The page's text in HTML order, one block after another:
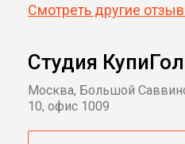
Смотреть другие
Студия
Москва, Большой
10, офис 1009